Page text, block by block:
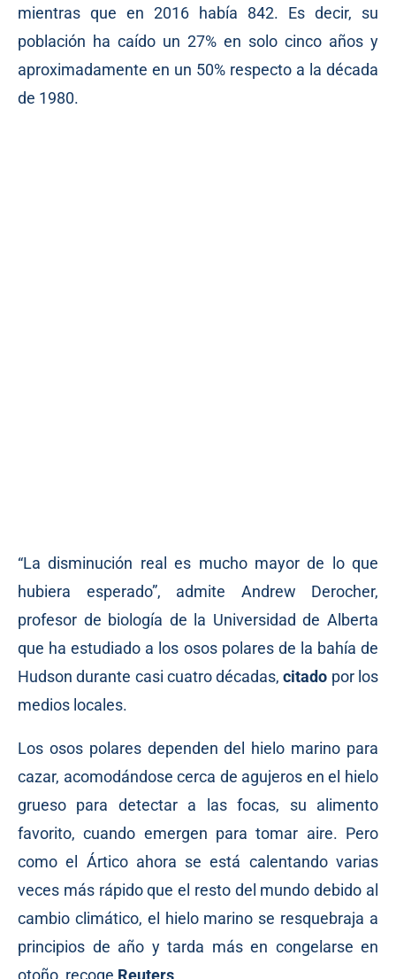
mientras que en 2016 había 842. Es decir, su
población ha caído un 27% en solo cinco años y
aproximadamente en un 50% respecto a la década
de 1980.
“La disminución real es mucho mayor de lo que
hubiera esperado”, admite Andrew Derocher,
profesor de biología de la Universidad de Alberta
que ha estudiado a los osos polares de la bahía de
Hudson durante casi cuatro décadas,citado por los
medios locales.
Los osos polares dependen del hielo marino para
cazar, acomodándose cerca de agujeros en el hielo
grueso para detectar a las focas, su alimento
favorito, cuando emergen para tomar aire. Pero
como el Ártico ahora se está calentando varias
veces más rápido que el resto del mundo debido al
cambio climático, el hielo marino se resquebraja a
principios de año y tarda más en congelarse en